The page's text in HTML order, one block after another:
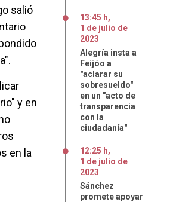
salió
y en
en la
13:45 h,
1 de julio de
2023
Alegría insta a
Feijóo a
"aclarar su
sobresueldo"
en un "acto de
transparencia
con la
ciudadanía"
12:25 h,
1 de julio de
2023
Sánchez
promete apoyar